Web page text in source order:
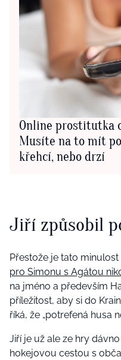
Online prostitutka
Musíte na to mít
křehcí, nebo drzí
Jiří způsobil
Přestože je tato
pro Simonu s Agátou
na jméno a především
příležitost, aby si do
říká, že „potrefená husa
Jiří je už ale ze hry
hokejovou cestou s